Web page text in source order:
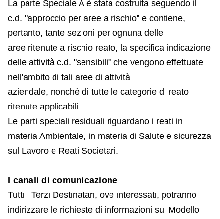
La parte Speciale A è stata costruita seguendo il
c.d. "approccio per aree a rischio" e contiene,
pertanto, tante sezioni per ognuna delle
aree ritenute a rischio reato, la specifica indicazione
delle attività c.d. "sensibili" che vengono effettuate
nell'ambito di tali aree di attività
aziendale, nonchè di tutte le categorie di reato
ritenute applicabili.
Le parti speciali residuali riguardano i reati in
materia Ambientale, in materia di Salute e sicurezza
sul Lavoro e Reati Societari.
I canali di comunicazione
Tutti i Terzi Destinatari, ove interessati, potranno
indirizzare le richieste di informazioni sul Modello